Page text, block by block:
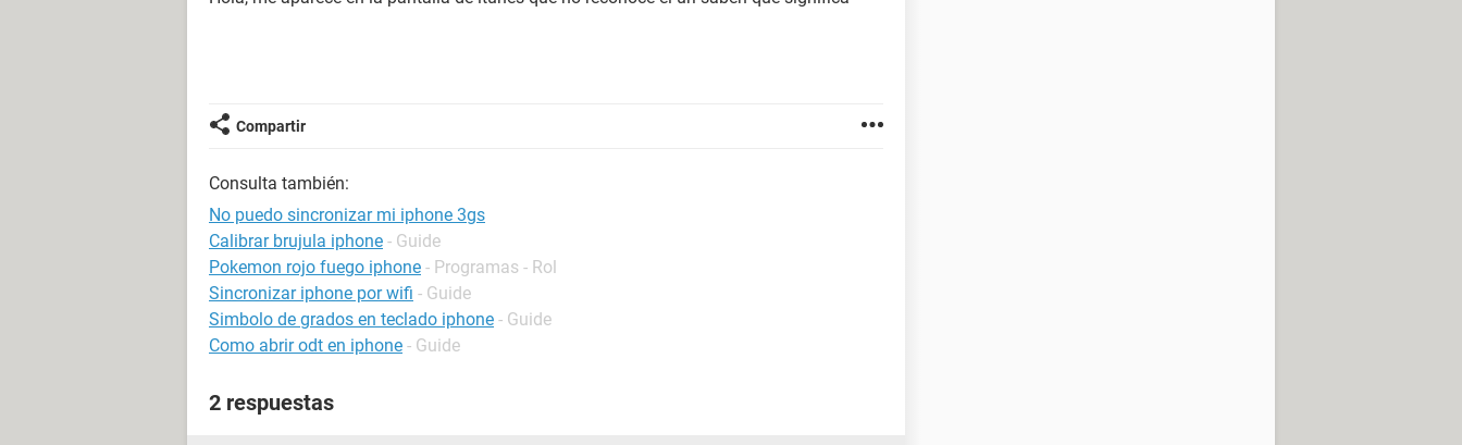
Compartir
Consulta también:
No puedo sincronizar mi iphone 3gs
Calibrar brujula iphone - Guide
Pokemon rojo fuego iphone - Programas - Rol
Sincronizar iphone por wifi - Guide
Simbolo de grados en teclado iphone - Guide
Como abrir odt en iphone - Guide
2 respuestas